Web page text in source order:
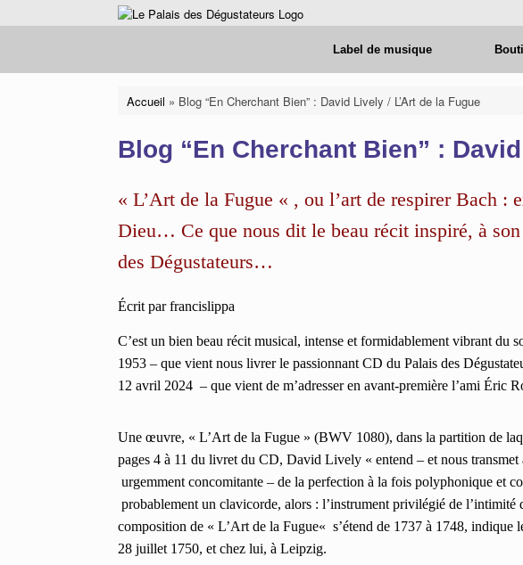
to
Label de musique
Accueil » Blog “En Cherchant Bien” : David Lively / L’Art de la Fugue
Blog “En Cherchant Bien” :
« L’Art de la Fugue « , ou l’art de respirer Bach :
Dieu… Ce que nous dit le beau récit inspiré, à
des Dégustateurs…
Écrit par francislippa
C’est un bien beau récit musical, intense et formidablement vibrant
1953 – que vient nous livrer le passionnant CD du Palais des
12 avril 2024 – que vient de m’adresser en avant-première l’ami Éric
Une œuvre, « L’Art de la Fugue » (BWV 1080), dans la partition de
pages 4 à 11 du livret du CD, David Lively « entend – et nous
urgemment concomitante – de la perfection à la fois polyphonique et
probablement un clavicorde, alors : l’instrument privilégié de
composition de « L’Art de la Fugue« s’étend de 1737 à 1748,
28 juillet 1750, et chez lui, à Leipzig.